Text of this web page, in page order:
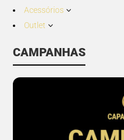
Acessórios 3
Outlet 3
CAMPANHAS